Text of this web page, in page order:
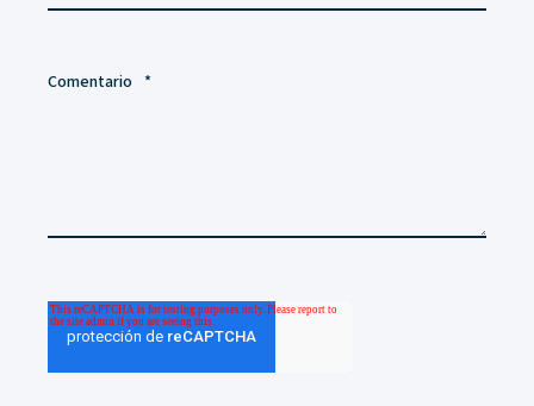
Comentario *